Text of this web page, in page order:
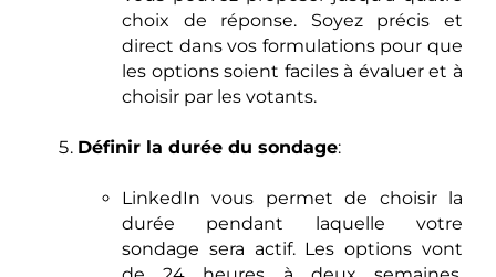
choix de réponse. Soyez précis et
direct dans vos formulations pour que
les options soient faciles à évaluer et à
choisir par les votants.
Définir la durée du sondage:
LinkedIn vous permet de choisir la
durée pendant laquelle votre
sondage sera actif. Les options vont